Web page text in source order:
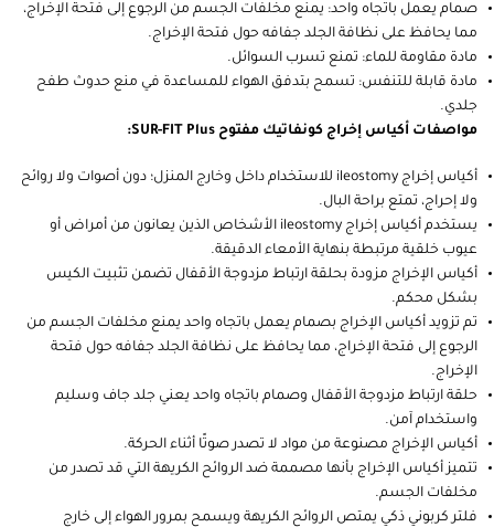
صمام يعمل باتجاه واحد: يمنع مخلفات الجسم من الرجوع إلى فتحة الإخراج،
مما يحافظ على نظافة الجلد جفافه حول فتحة الإخراج.
مادة مقاومة للماء: تمنع تسرب السوائل.
مادة قابلة للتنفس: تسمح بتدفق الهواء للمساعدة في منع حدوث طفح
جلدي.
مواصفات أكياس إخراج كونفاتيك مفتوح SUR-FIT Plus:
أكياس إخراج ileostomy للاستخدام داخل وخارج المنزل؛ دون أصوات ولا روائح
ولا إحراج، تمتع براحة البال.
يستخدم أكياس إخراج ileostomy الأشخاص الذين يعانون من أمراض أو
عيوب خلقية مرتبطة بنهاية الأمعاء الدقيقة.
أكياس الإخراج مزودة بحلقة ارتباط مزدوجة الأقفال تضمن تثبيت الكيس
بشكل محكم.
تم تزويد أكياس الإخراج بصمام يعمل باتجاه واحد يمنع مخلفات الجسم من
الرجوع إلى فتحة الإخراج، مما يحافظ على نظافة الجلد جفافه حول فتحة
الإخراج.
حلقة ارتباط مزدوجة الأقفال وصمام باتجاه واحد يعني جلد جاف وسليم
واستخدام آمن.
أكياس الإخراج مصنوعة من مواد لا تصدر صوتًا أثناء الحركة.
تتميز أكياس الإخراج بأنها مصممة ضد الروائح الكريهة التي قد تصدر من
مخلفات الجسم.
فلتر كربوني ذكي يمتص الروائح الكريهة ويسمح بمرور الهواء إلى خارج